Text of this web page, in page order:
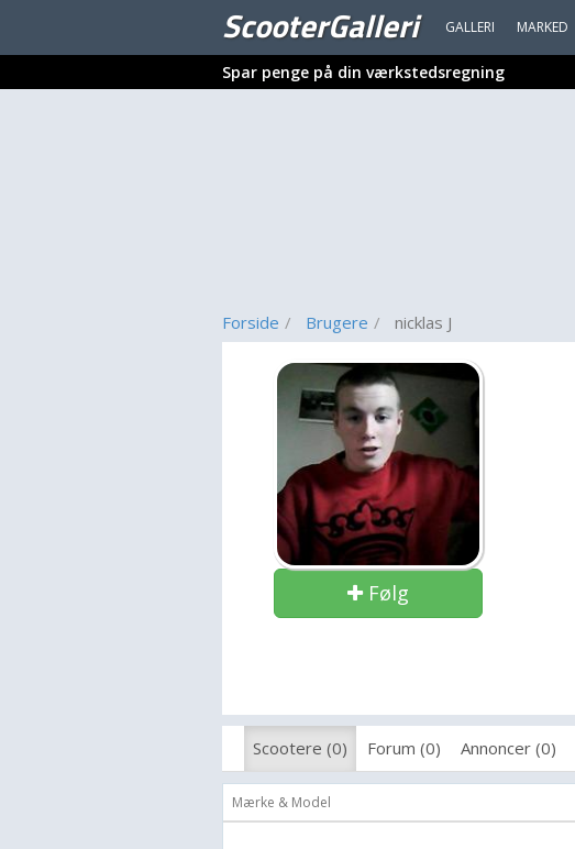
ScooterGalleri GALLERI MARKED
Spar penge på din værkstedsregning
Forside Brugere nicklas J
Følg
Scootere (0) Forum (0) Annoncer (0)
Mærke & Model